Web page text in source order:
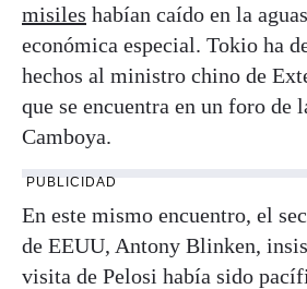
misiles habían caído en la
económica especial. Tokio ha
hechos al ministro chino de
que se encuentra en un foro de
Camboya.
PUBLICIDAD
En este mismo encuentro, el
de EEUU, Antony Blinken,
visita de Pelosi había sido